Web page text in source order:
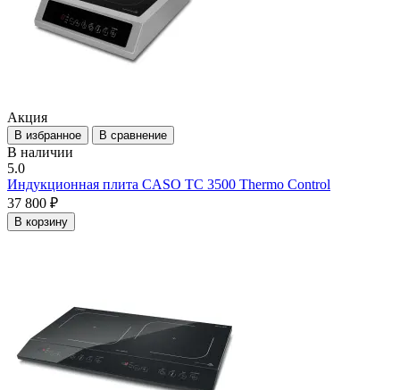
Акция
В избранное В сравнение
В наличии
5.0
Индукционная плита CASO TC 3500 Thermo Control
37 800 ₽
В корзину